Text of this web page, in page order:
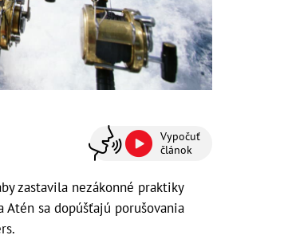
Vypočuť
článok
zastavila nezákonné praktiky
sa dopúšťajú porušovania